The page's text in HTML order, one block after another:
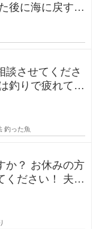
談させてくださ
釣りで疲れてい
釣った魚
か？ お休みの方
ください！ 夫曰